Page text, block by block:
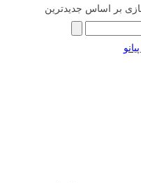
بر اساس جدیدترین